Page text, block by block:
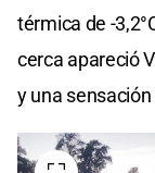
térmica de -
cerca apareció
y una